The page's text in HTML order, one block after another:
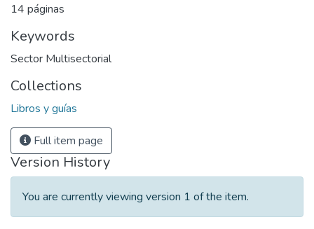
14 páginas
Keywords
Sector Multisectorial
Collections
Libros y guías
Full item page
Version History
You are currently viewing version 1 of the item.